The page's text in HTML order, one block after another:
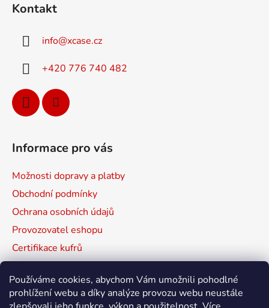
Používáme cookies, abychom Vám umožnili pohodlné
prohlížení webu a díky analýze provozu webu neustále
Kontakt
info@xcase.cz
+420 776 740 482
Informace pro vás
Možnosti dopravy a platby
Obchodní podmínky
Ochrana osobních údajů
Provozovatel eshopu
Certifikace kufrů
Mapa serveru